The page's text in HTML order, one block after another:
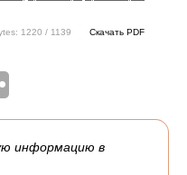
1220 / 1139 Скачать PDF
информацию в